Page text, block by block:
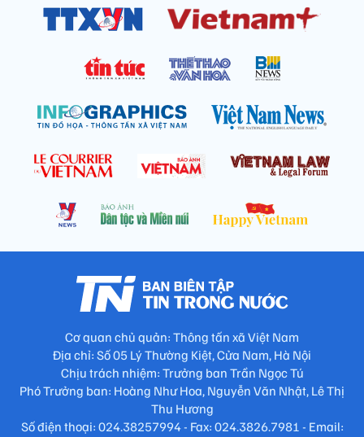
Cơ quan chủ quản: Thông tấn xã Việt Nam
Địa chỉ: Số 05 Lý Thường Kiệt, Cửa Nam, Hà Nội
Chịu trách nhiệm: Trưởng ban Trần Ngọc Tú
Phó Trưởng ban: Hoàng Như Hoa, Nguyễn Văn Nhật, Lê Thị
Thu Hương
Số điện thoại: 024.38257994 - Fax: 024.3826.7981 - Email: